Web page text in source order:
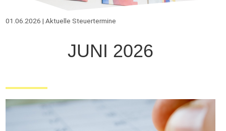
01.06.2026 | Aktuelle Steuertermine
JUNI 2026